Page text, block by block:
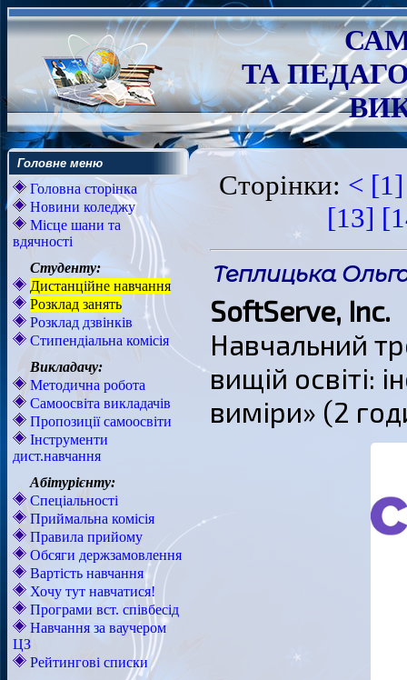
ТА
Головне меню
Головна сторінка
Новини коледжу
Місце шани та
вдячності
Студенту:
Дистанційне навчання
Розклад занять
Розклад дзвінків
Стипендіальна комісія
Викладачу:
Методична робота
Самоосвіта викладачів
Пропозиції самоосвіти
Інструменти
дист.навчання
Абітурієнту:
Спеціальності
Приймальна комісія
Правила прийому
Обсяги держзамовлення
Вартість навчання
Хочу тут навчатися!
Програми вст. співбесід
Навчання за ваучером
ЦЗ
Рейтингові списки
Сторінки: <
[13]
Теплицька
SoftServe, Inc.
Навчальний
вищій освіті:
виміри» (2